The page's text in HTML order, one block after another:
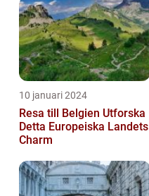
10 januari 2024
Resa till Belgien Utforska
Detta Europeiska Landets
Charm